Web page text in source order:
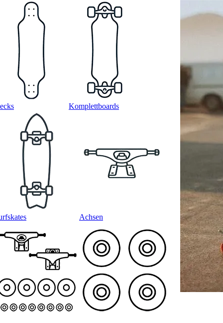
Komplettboards
Achsen